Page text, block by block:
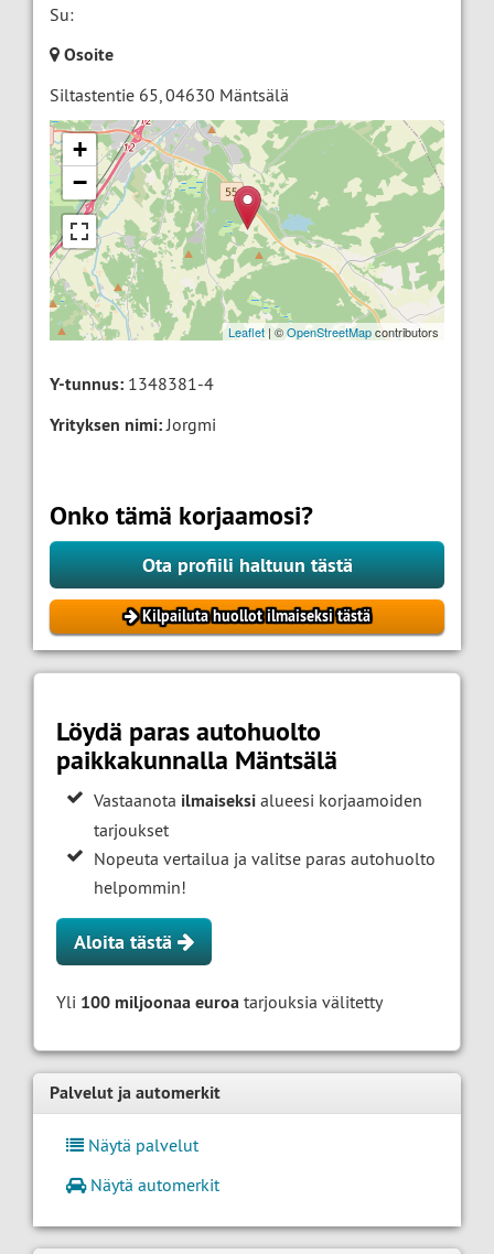
Su:
Osoite
Siltastentie 65,04630 Mäntsälä
+
−
Leaflet | ©OpenStreetMapcontributors
Y-tunnus: 1348381-4
Yrityksen nimi:Jorgmi
Onko tämä korjaamosi?
Ota profiili haltuun tästä
Kilpailuta huollot ilmaiseksi tästä
Löydä paras autohuolto
paikkakunnalla Mäntsälä
Vastaanota ilmaiseksi alueesi korjaamoiden
tarjoukset
Nopeuta vertailua ja valitse paras autohuolto
helpommin!
Aloita tästä
Yli 100 miljoonaa euroa tarjouksia välitetty
Palvelut ja automerkit
Näytä palvelut
Näytä automerkit